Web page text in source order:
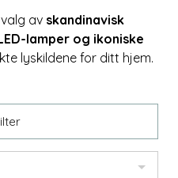
av skandinavisk
lamper og ikoniske
lyskildene for ditt hjem.